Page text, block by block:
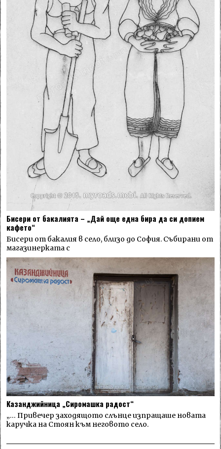
Бисери от бакалията – „Дай още една бира да си допием
кафето“
Бисери от бакалия в село, близо до София. Събирани от
магазинерката с
Казанджийница „Сиромашка радост“
„… Привечер заходящото слънце изпращаше новата
каручка на Стоян към неговото село.